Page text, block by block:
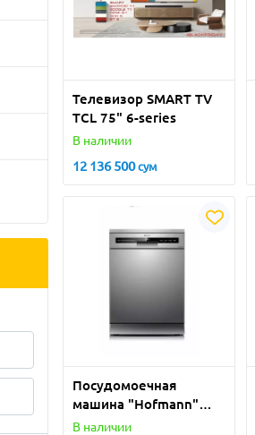
Телевизор SMART TV
TCL 75" 6-series
В наличии
12 136 500сум
Посудомоечная
машина "Hofmann"
DW-В147S/HF
В наличии